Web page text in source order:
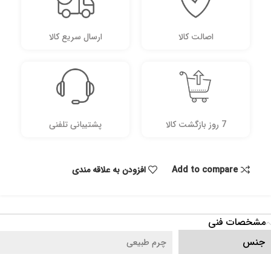
اصالت کالا ارسال سریع کالا
7 روز بازگشت کالا پشتیبانی تلفنی
Add to compare افزودن به علاقه مندی
مشخصات فنی
جنس
چرم طبیعی